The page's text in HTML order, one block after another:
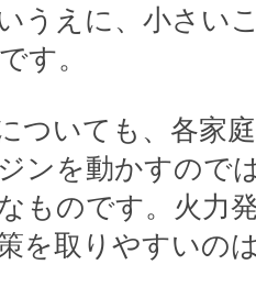
うえに、小さい
す。
ついても、各家
ンを動かすので
ものです。火力
を取りやすいの